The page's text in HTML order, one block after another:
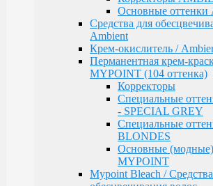
MYCARE VOLUME / Для
MYPOINT COLOR CARE / Для
Mycare COLOR / Для
MYWAVES / Перманентная
MYPOINT SERVICE /
для работы в салоне
MYTREAT / Трихологическая
MAN.CODE / Мужская серия
STYLE.UP / Средства для
АКСЕССУАРЫ
ADAPTO POWER /
волос
Основные
Средства для
Ambient
Крем-окислитель /
Перманентная крем-
MYPOINT (104 оттенка)
Корректоры
Специальные
- SPECIAL GREY
Специальные
BLONDES
Основные (модные)
MYPOINT
Mypoint Bleach /